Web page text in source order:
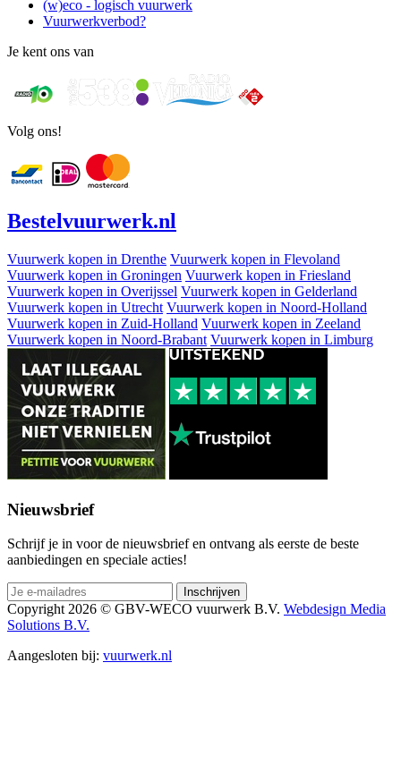
(w)eco - logisch vuurwerk
Vuurwerkverbod?
Je kent ons van
Volg ons!
Bestelvuurwerk.nl
Vuurwerk kopen in Drenthe Vuurwerk kopen in Flevoland
Vuurwerk kopen in Groningen Vuurwerk kopen in Friesland
Vuurwerk kopen in Overijssel Vuurwerk kopen in Gelderland
Vuurwerk kopen in Utrecht Vuurwerk kopen in Noord-Holland
Vuurwerk kopen in Zuid-Holland Vuurwerk kopen in Zeeland
Vuurwerk kopen in Noord-Brabant Vuurwerk kopen in Limburg
Nieuwsbrief
Schrijf je in voor de nieuwsbrief en ontvang als eerste de beste
aanbiedingen en speciale acties!
Copyright 2026 © GBV-WECO vuurwerk B.V. Webdesign Media
Solutions B.V.
Aangesloten bij: vuurwerk.nl